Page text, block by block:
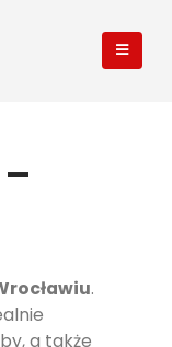
.
a także